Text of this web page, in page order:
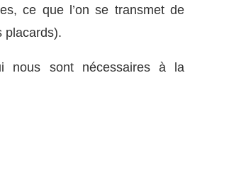
ce que l’on se transmet de
placards).
nous sont nécessaires à la